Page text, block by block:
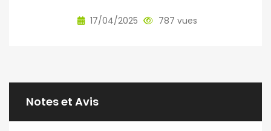
17/04/2025 787 vues
Notes et Avis